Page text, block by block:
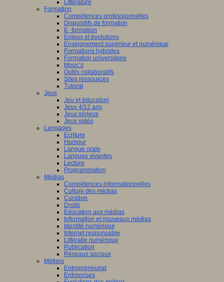
Littérature
Formation
Compétences professionnelles
Dispositifs de formation
E- formation
Enjeux et évolutions
Enseignement supérieur et numérique
Formations hybrides
Formation universitaire
Mooc’s
Outils collaboratifs
Sites ressources
Tutorat
Jeux
Jeu et éducation
Jeux 4/12 ans
Jeux sérieux
Jeux vidéo
Langages
Ecriture
Humour
Langue orale
Langues vivantes
Lecture
Programmation
Médias
Compétences informationnelles
Culture des médias
Curation
Droits
Education aux médias
Information et nouveaux médias
Identité numérique
Internet responsable
Littératie numérique
Publication
Réseaux sociaux
Métiers
Entrepreneuriat
Entreprises